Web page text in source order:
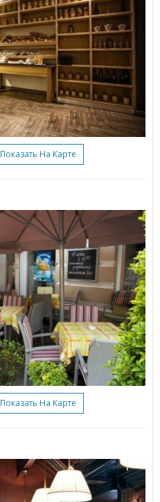
Показать На Карте
Показать На Карте